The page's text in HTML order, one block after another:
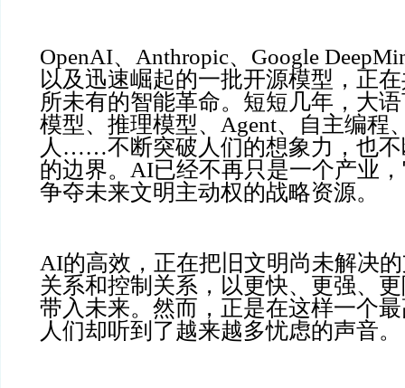
OpenAI、Anthropic、Google
以及迅速崛起的一批开源模型，正
所未有的智能革命。短短几年，大
模型、推理模型、Agent、自主编程
人……不断突破人们的想象力，也不
的边界。AI已经不再只是一个产业
争夺未来文明主动权的战略资源。
AI的高效，正在把旧文明尚未解决
关系和控制关系，以更快、更强、
带入未来。然而，正是在这样一个
人们却听到了越来越多忧虑的声音。